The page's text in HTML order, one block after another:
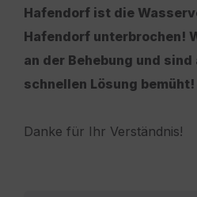
Hafendorf ist die
Hafendorf unterbrochen!
an der Behebung und
schnellen Lösung bemüht!
Danke für Ihr Verständnis!